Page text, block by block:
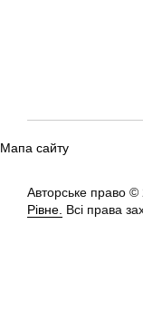
Мапа сайту
Авторське право ©
Рівне. Всі права